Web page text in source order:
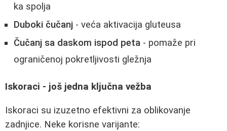
ka spolja
Duboki čučanj - veća aktivacija gluteusa
Čučanj sa daskom ispod peta - pomaže pri
ograničenoj pokretljivosti gležnja
Iskoraci - još jedna ključna vežba
Iskoraci su izuzetno efektivni za oblikovanje
zadnjice. Neke korisne varijante: